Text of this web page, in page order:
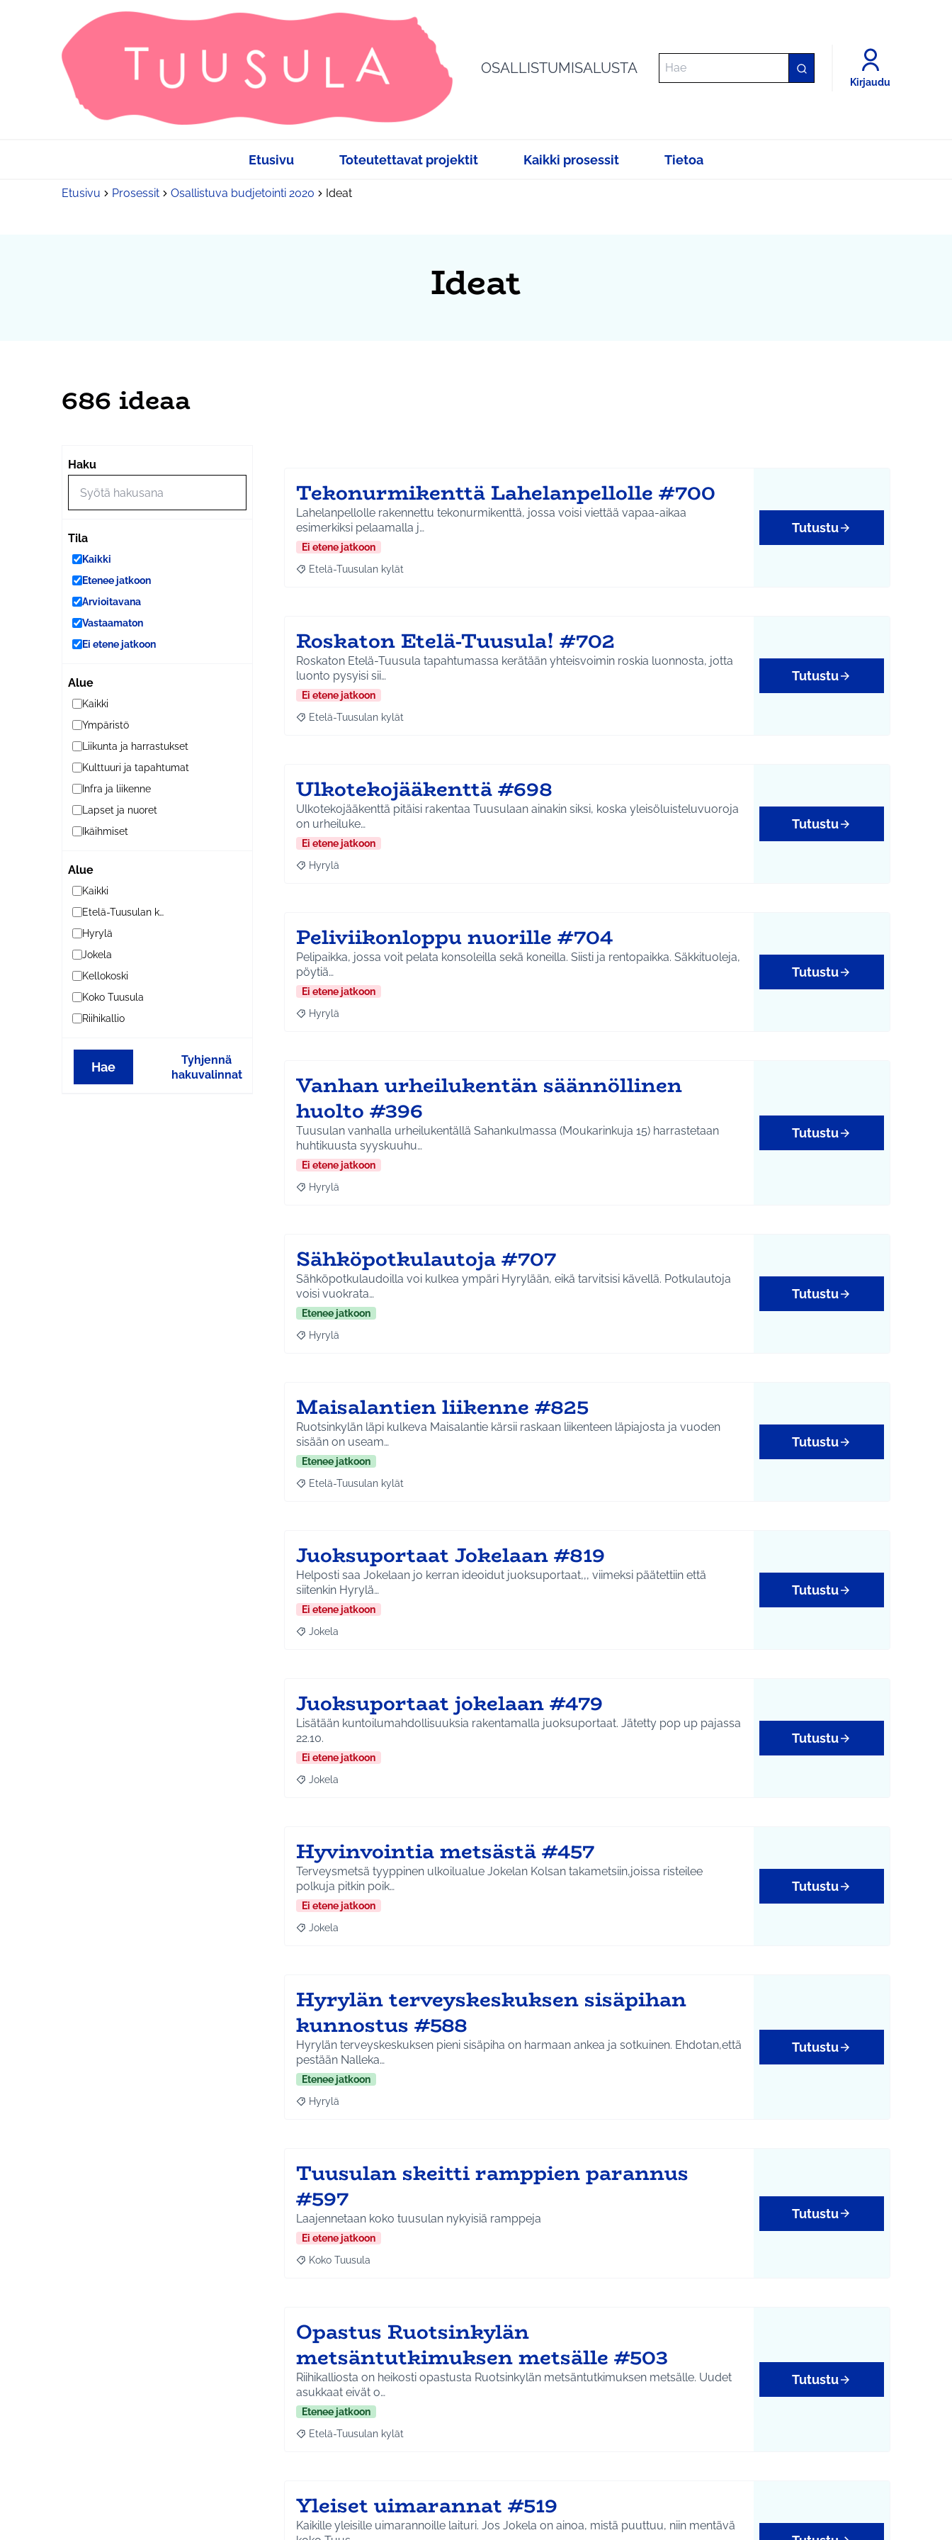
OSALLISTUMISALUSTA
Kirjaudu
Etusivu Toteutettavat projektit Kaikki prosessit Tietoa
Etusivu Prosessit Osallistuva budjetointi 2020 Ideat
Ideat
686 ideaa
Haku
Tila
Kaikki
Etenee jatkoon
Arvioitavana
Vastaamaton
Ei etene jatkoon
Alue
Kaikki
Ympäristö
Liikunta ja harrastukset
Kulttuuri ja tapahtumat
Infra ja liikenne
Lapset ja nuoret
Ikäihmiset
Alue
Kaikki
Etelä-Tuusulan kylät
Hyrylä
Jokela
Kellokoski
Koko Tuusula
Riihikallio
Hae
Tyhjennä
hakuvalinnat
−
Tekonurmikenttä Lahelanpellolle #700
Lahelanpellolle rakennettu tekonurmikenttä, jossa voisi viettää vapaa-aikaa
esimerkiksi pelaamalla j…
Ei etene jatkoon
Rajaa tulokset aihepiirin mukaan: Etelä-Tuusulan kylät
Etelä-Tuusulan kylät
Tutustu
Roskaton Etelä-Tuusula! #702
Roskaton Etelä-Tuusula tapahtumassa kerätään yhteisvoimin roskia luonnosta, jotta
luonto pysyisi sii…
Ei etene jatkoon
Rajaa tulokset aihepiirin mukaan: Etelä-Tuusulan kylät
Etelä-Tuusulan kylät
Tutustu
Ulkotekojääkenttä #698
Ulkotekojääkenttä pitäisi rakentaa Tuusulaan ainakin siksi, koska yleisöluisteluvuoroja
on urheiluke…
Ei etene jatkoon
Rajaa tulokset aihepiirin mukaan: Hyrylä
Hyrylä
Tutustu
Peliviikonloppu nuorille #704
Pelipaikka, jossa voit pelata konsoleilla sekä koneilla. Siisti ja rentopaikka. Säkkituoleja,
pöytiä…
Ei etene jatkoon
Rajaa tulokset aihepiirin mukaan: Hyrylä
Hyrylä
Tutustu
Vanhan urheilukentän säännöllinen
huolto #396
Tuusulan vanhalla urheilukentällä Sahankulmassa (Moukarinkuja 15) harrastetaan
huhtikuusta syyskuuhu…
Ei etene jatkoon
Rajaa tulokset aihepiirin mukaan: Hyrylä
Hyrylä
Tutustu
Sähköpotkulautoja #707
Sähköpotkulaudoilla voi kulkea ympäri Hyrylään, eikä tarvitsisi kävellä. Potkulautoja
voisi vuokrata…
Etenee jatkoon
Rajaa tulokset aihepiirin mukaan: Hyrylä
Hyrylä
Tutustu
Maisalantien liikenne #825
Ruotsinkylän läpi kulkeva Maisalantie kärsii raskaan liikenteen läpiajosta ja vuoden
sisään on useam…
Etenee jatkoon
Rajaa tulokset aihepiirin mukaan: Etelä-Tuusulan kylät
Etelä-Tuusulan kylät
Tutustu
Juoksuportaat Jokelaan #819
Helposti saa Jokelaan jo kerran ideoidut juoksuportaat,,, viimeksi päätettiin että
siitenkin Hyrylä…
Ei etene jatkoon
Rajaa tulokset aihepiirin mukaan: Jokela
Jokela
Tutustu
Juoksuportaat jokelaan #479
Lisätään kuntoilumahdollisuuksia rakentamalla juoksuportaat. Jätetty pop up pajassa
22.10.
Ei etene jatkoon
Rajaa tulokset aihepiirin mukaan: Jokela
Jokela
Tutustu
Hyvinvointia metsästä #457
Terveysmetsä tyyppinen ulkoilualue Jokelan Kolsan takametsiin,joissa risteilee
polkuja pitkin poik…
Ei etene jatkoon
Rajaa tulokset aihepiirin mukaan: Jokela
Jokela
Tutustu
Hyrylän terveyskeskuksen sisäpihan
kunnostus #588
Hyrylän terveyskeskuksen pieni sisäpiha on harmaan ankea ja sotkuinen. Ehdotan,että
pestään Nalleka…
Etenee jatkoon
Rajaa tulokset aihepiirin mukaan: Hyrylä
Hyrylä
Tutustu
Tuusulan skeitti ramppien parannus
#597
Laajennetaan koko tuusulan nykyisiä ramppeja
Ei etene jatkoon
Rajaa tulokset aihepiirin mukaan: Koko Tuusula
Koko Tuusula
Tutustu
Opastus Ruotsinkylän
metsäntutkimuksen metsälle #503
Riihikalliosta on heikosti opastusta Ruotsinkylän metsäntutkimuksen metsälle. Uudet
asukkaat eivät o…
Etenee jatkoon
Rajaa tulokset aihepiirin mukaan: Etelä-Tuusulan kylät
Etelä-Tuusulan kylät
Tutustu
Yleiset uimarannat #519
Kaikille yleisille uimarannoille laituri. Jos Jokela on ainoa, mistä puuttuu, niin mentävä